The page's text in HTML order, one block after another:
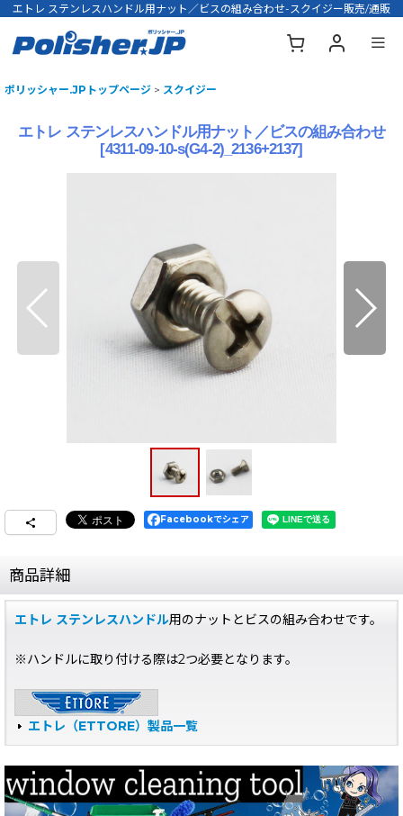
エトレ ステンレスハンドル用ナット／ビスの組み合わせ-スクイジー販売/通販
ポリッシャー.JPトップページ > スクイジー
エトレ ステンレスハンドル用ナット／ビスの組み合わせ
[4311-09-10-s(G4-2)_2136+2137]
Facebookでシェア
商品詳細
エトレ ステンレスハンドル用のナットとビスの組み合わせです。
※ハンドルに取り付ける際は2つ必要となります。
エトレ（ETTORE）製品一覧